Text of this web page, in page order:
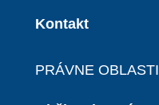
Kontakt
PRÁVNE OBLASTI